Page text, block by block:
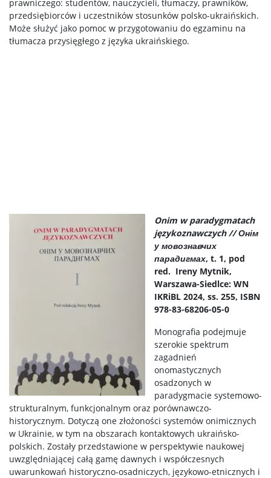
prawniczego: studentów, nauczycieli, tłumaczy, prawników,
przedsiębiorców i uczestników stosunków polsko-ukraińskich.
Może służyć jako pomoc w przygotowaniu do egzaminu na
tłumacza przysięgłego z języka ukraińskiego.
Onim w paradygmatach
językoznawczych //Онім
у мовознавчих
парадигмах, t. 1, pod
red. Ireny Mytnik,
Warszawa-Siedlce: WN
IKRiBL 2024, ss. 255, ISBN
978-83-68206-05-0
Monografia podejmuje
szerokie spektrum
zagadnień
onomastycznych
osadzonych w
paradygmacie systemowo-
strukturalnym, funkcjonalnym oraz porównawczo-
historycznym. Dotyczą one złożoności systemów onimicznych
w Ukrainie, w tym na obszarach kontaktowych ukraińsko-
polskich. Zostały przedstawione w perspektywie naukowej
uwzględniającej całą gamę dawnych i współczesnych
uwarunkowań historyczno-osadniczych, językowo-etnicznych i